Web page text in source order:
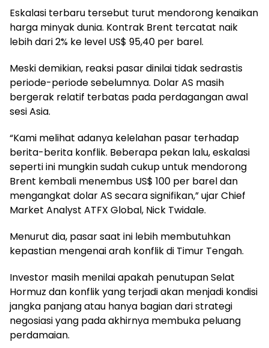
Eskalasi terbaru tersebut turut mendorong kenaikan
harga minyak dunia. Kontrak Brent tercatat naik
lebih dari 2% ke level US$ 95,40 per barel.
Meski demikian, reaksi pasar dinilai tidak sedrastis
periode-periode sebelumnya. Dolar AS masih
bergerak relatif terbatas pada perdagangan awal
sesi Asia.
“Kami melihat adanya kelelahan pasar terhadap
berita-berita konflik. Beberapa pekan lalu, eskalasi
seperti ini mungkin sudah cukup untuk mendorong
Brent kembali menembus US$ 100 per barel dan
mengangkat dolar AS secara signifikan,” ujar Chief
Market Analyst ATFX Global, Nick Twidale.
Menurut dia, pasar saat ini lebih membutuhkan
kepastian mengenai arah konflik di Timur Tengah.
Investor masih menilai apakah penutupan Selat
Hormuz dan konflik yang terjadi akan menjadi kondisi
jangka panjang atau hanya bagian dari strategi
negosiasi yang pada akhirnya membuka peluang
perdamaian.